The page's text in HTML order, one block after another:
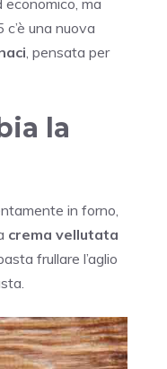
economico, ma
una nuova
, pensata per
la
in forno,
crema vellutata
frullare l’aglio